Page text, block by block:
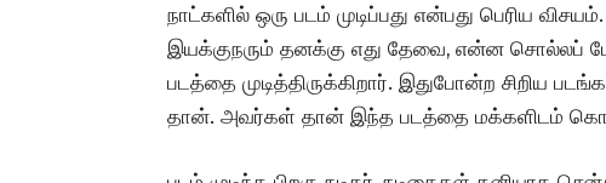
நாட்களில் ஒரு படம் முடிப்பது என்பது பெரிய
இயக்குநரும் தனக்கு எது தேவை, என்ன சொல்லப்
படத்தை முடித்திருக்கிறார். இதுபோன்ற சிறிய
தான். அவர்கள் தான் இந்த படத்தை மக்களிடம்